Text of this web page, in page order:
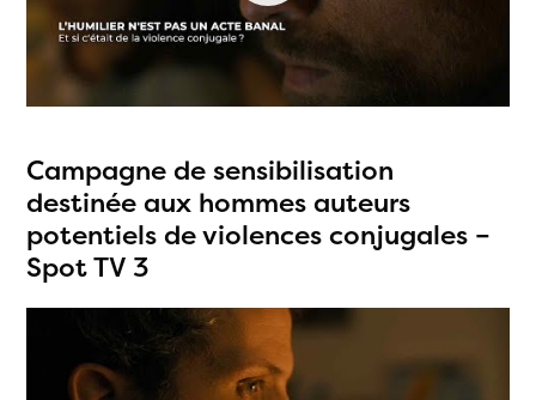
Campagne de sensibilisation
destinée aux hommes auteurs
potentiels de violences conjugales –
Spot TV 3